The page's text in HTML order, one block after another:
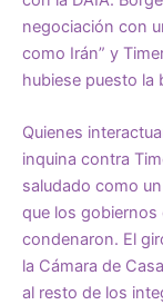
negociación con
como Irán” y
hubiese puesto la
Quienes
inquina contra
saludado como
que los gobiernos
condenaron. El
la Cámara de
al resto de los